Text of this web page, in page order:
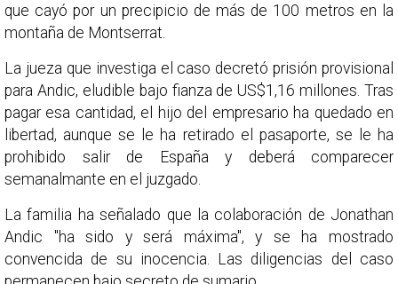
que cayó por un precipicio de más de 100 metros en la
montaña de Montserrat.
La jueza que investiga el caso decretó prisión provisional
para Andic, eludible bajo fianza de US$1,16 millones. Tras
pagar esa cantidad, el hijo del empresario ha quedado en
libertad, aunque se le ha retirado el pasaporte, se le ha
prohibido salir de España y deberá comparecer
semanalmante en el juzgado.
La familia ha señalado que la colaboración de Jonathan
Andic "ha sido y será máxima", y se ha mostrado
convencida de su inocencia. Las diligencias del caso